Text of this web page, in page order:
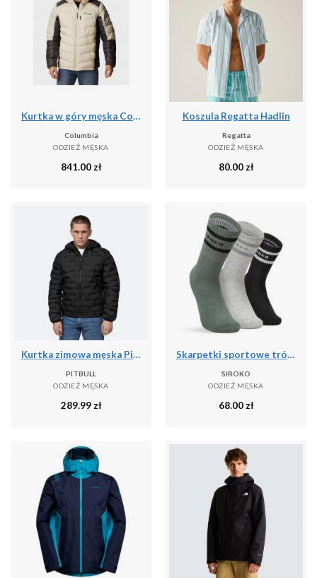
Kurtka w góry męska Columbia 1957343278
Columbia
ODZIEŻ MĘSKA
841.00 zł
Koszula Regatta Hadlin
Regatta
ODZIEŻ MĘSKA
80.00 zł
Kurtka zimowa męska Pitbull Camino Quilted Hooded
PITBULL
ODZIEŻ MĘSKA
289.99 zł
Skarpetki sportowe trójpak Fitness Siroko Sidekick Slate
SIROKO
ODZIEŻ MĘSKA
68.00 zł